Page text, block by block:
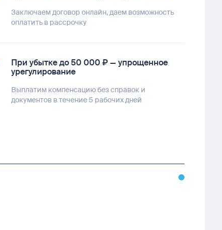
Заключаем договор онлайн, даем возможность
оплатить в рассрочку
При убытке до 50 000 ₽ — упрощенное
урегулирование
Выплатим компенсацию без справок и
документов в течение 5 рабочих дней